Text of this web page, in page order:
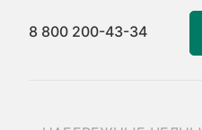
8 800 200-43-34